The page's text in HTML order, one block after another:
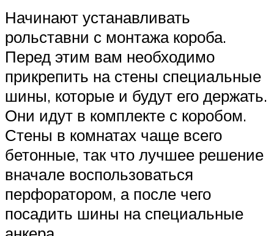
Начинают устанавливать
рольставни с монтажа короба.
Перед этим вам необходимо
прикрепить на стены специальные
шины, которые и будут его держать.
Они идут в комплекте с коробом.
Стены в комнатах чаще всего
бетонные, так что лучшее решение
вначале воспользоваться
перфоратором, а после чего
посадить шины на специальные